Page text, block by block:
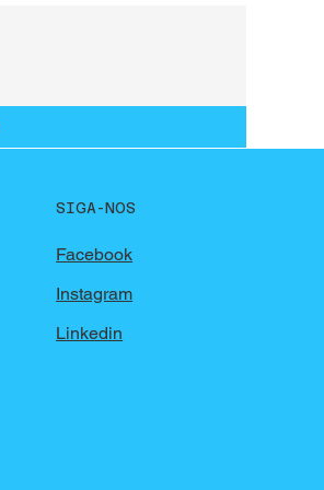
SIGA-NOS
Facebook
Instagram
Linkedin